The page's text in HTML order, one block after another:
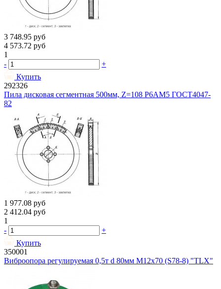
3 748.95 руб
4 573.72 руб
1
-
+
Купить
292326
Пила дисковая сегментная 500мм, Z=108 Р6АМ5 ГОСТ4047-
82
1 977.08 руб
2 412.04 руб
1
-
+
Купить
350001
Виброопора регулируемая 0,5т d 80мм М12х70 (S78-8) "TLX"